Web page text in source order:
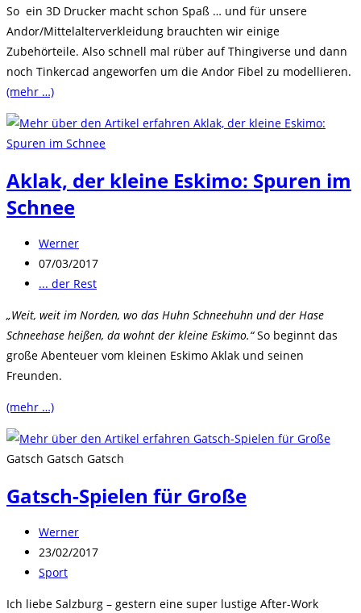
So ein 3D Drucker macht schon Spaß … und für unsere
Andor/Mittelalterverkleidung brauchten wir einige
Zubehörteile. Also schnell mal rüber auf Thingiverse und dann
noch Tinkercad angeworfen um die Andor Fibel zu modellieren.
(mehr …)
Aklak, der kleine Eskimo: Spuren im
Schnee
Beitrags-
Autor:
Werner
Beitrag
veröffentlicht:
07/03/2017
Beitrags-
... der Rest
„Weit, weit im Norden, wo das Huhn Schneehuhn und der Hase
Schneehase heißen, da wohnt der kleine Eskimo.“So beginnt das
große Abenteuer vom kleinen Eskimo Aklak und seinen
Freunden.
(mehr …)
Gatsch Gatsch Gatsch
Gatsch-Spielen für Große
Beitrags-
Autor:
Werner
Beitrag
veröffentlicht:
23/02/2017
Beitrags-
Sport
Ich liebe Salzburg – gestern eine super lustige After-Work